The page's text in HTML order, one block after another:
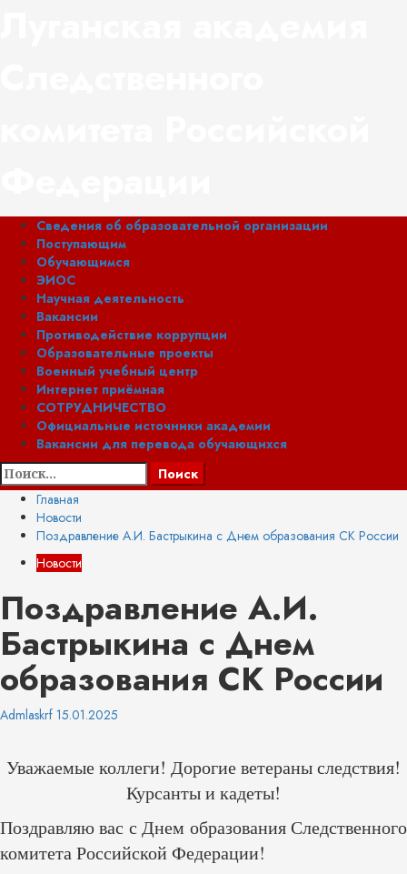
Основное
меню
Сведения об образовательной организации
Поступающим
Обучающимся
ЭИОС
Научная деятельность
Вакансии
Противодействие коррупции
Образовательные проекты
Военный учебный центр
Интернет приёмная
СОТРУДНИЧЕСТВО
Официальные источники академии
Вакансии для перевода обучающихся
Найти:
Главная
Новости
Поздравление А.И. Бастрыкина с Днем образования СК России
Новости
Поздравление А.И.
Бастрыкина с Днем
образования СК России
Admlaskrf 15.01.2025
Уважаемые коллеги! Дорогие ветераны следствия!
Курсанты и кадеты!
Поздравляю вас с Днем образования Следственного
комитета Российской Федерации!